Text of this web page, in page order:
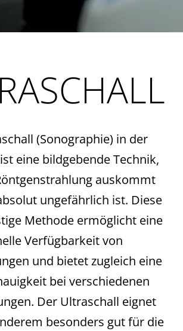
(Sonographie) in der
eine bildgebende Technik,
auskommt
ungefährlich ist. Diese
Methode ermöglicht eine
Verfügbarkeit von
und bietet zugleich eine
bei verschiedenen
Der Ultraschall eignet
besonders gut für die